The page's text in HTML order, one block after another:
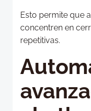
Esto permite que
concentren en
repetitivas.